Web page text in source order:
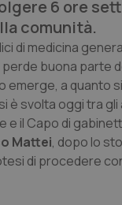
Giulia
coronaropatie
6 ore
comunità.
di medicina
perde buona parte
emerge, a quanto
è svolta oggi tra
e il Capo di
Mattei, dopo lo
di procedere